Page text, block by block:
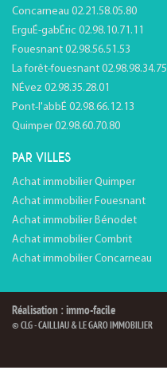
Concarneau 02.21.58.05.80
ErguÉ-gabÉric 02.98.10.71.11
Fouesnant 02.98.56.51.53
La forêt-fouesnant 02.98.98.34.75
NÉvez 02.98.35.28.01
Pont-l'abbÉ 02.98.66.12.13
Quimper 02.98.60.70.80
PAR VILLES
Achat immobilier Quimper
Achat immobilier Fouesnant
Achat immobilier Bénodet
Achat immobilier Combrit
Achat immobilier Concarneau
Réalisation : immo-facile
© CLG - CAILLIAU & LE GARO IMMOBILIER